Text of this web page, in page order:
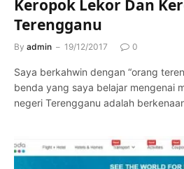
Keropok Lekor Dan
Terengganu
By admin 19/12/2017 0
Saya berkahwin dengan “orang
benda yang saya belajar mengenai
negeri Terengganu adalah